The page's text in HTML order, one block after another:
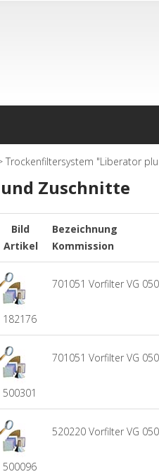
Trockenfiltersystem "Liberator
Zuschnitte
Bild
Artikel
Bezeichnung
Kommission
182176
701051 Vorfilter VG
500301
701051 Vorfilter VG
500096
520220 Vorfilter VG